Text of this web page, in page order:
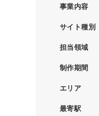
事業内容
サイト種別
担当領域
制作期間
エリア
最寄駅